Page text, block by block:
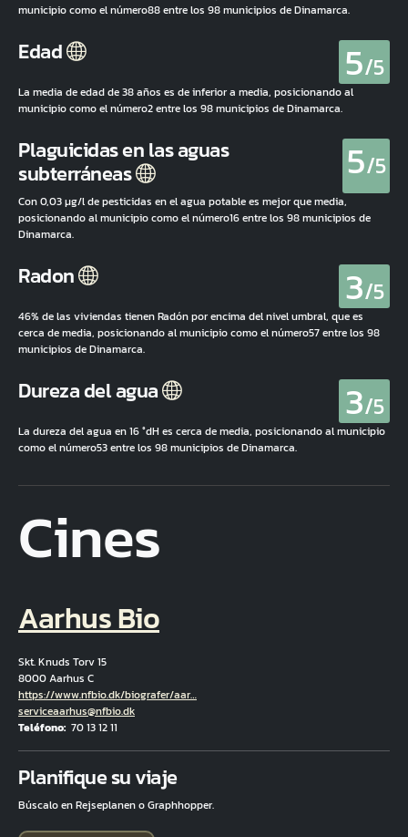
municipio como el número88 entre los 98 municipios de Dinamarca.
Edad 5/5
La media de edad de 38 años es de inferior a media, posicionando al
municipio como el número2 entre los 98 municipios de Dinamarca.
Plaguicidas en las aguas
subterráneas 5/5
Con 0,03 µg/l de pesticidas en el agua potable es mejor que media,
posicionando al municipio como el número16 entre los 98 municipios de
Dinamarca.
Radon 3/5
46% de las viviendas tienen Radón por encima del nivel umbral, que es
cerca de media, posicionando al municipio como el número57 entre los 98
municipios de Dinamarca.
Dureza del agua 3/5
La dureza del agua en 16 °dH es cerca de media, posicionando al municipio
como el número53 entre los 98 municipios de Dinamarca.
Cines
Aarhus Bio
Skt. Knuds Torv 15
8000 Aarhus C
Hjemmeside
https://www.nfbio.dk/biografer/aar…
Correo electrónico
serviceaarhus@nfbio.dk
Teléfono 70 13 12 11
Planifique su viaje
Búscalo en Rejseplanen o Graphhopper.